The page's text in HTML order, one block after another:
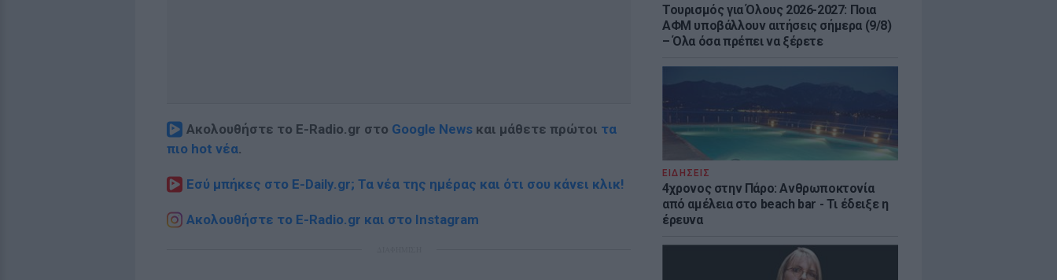
Τουρισμός για Όλους 2026-2027: Ποια
ΑΦΜ υποβάλλουν αιτήσεις σήμερα (9/8)
– Όλα όσα πρέπει να ξέρετε
ΕΙΔΗΣΕΙΣ
4χρονος στην Πάρο: Ανθρωποκτονία
από αμέλεια στο beach bar - Τι έδειξε η
έρευνα
Ακολουθήστε το E-Radio.gr στο Google News και μάθετε πρώτοι τα
πιο hot νέα.
Εσύ μπήκες στο E-Daily.gr; Τα νέα της ημέρας και ότι σου κάνει κλικ!
Ακολουθήστε το E-Radio.gr και στο Instagram